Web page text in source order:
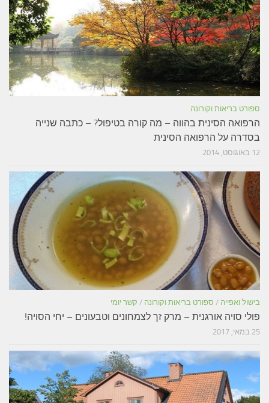
ספורט בריאות וקורונה
הרפואה הסינית בהווה – מה קורה בטיפול? – כתבה שנייה
בסדרה על הרפואה הסינית
12 באוגוסט, 2014
בישול ואפייה / ספורט בריאות וקורונה / קשר יומי
פולי סויה אורגנית – מרק זך לצמחונים וטבעונים – יחי הסויה!
25 במאי, 2017